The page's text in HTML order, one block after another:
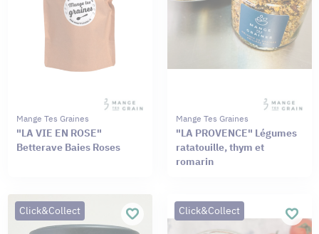
Mange Tes Graines
"LA VIE EN ROSE"
Betterave Baies Roses
Mange Tes Graines
"LA PROVENCE" Légumes
ratatouille, thym et
romarin
Click&Collect Click&Collect